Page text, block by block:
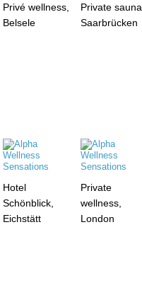
Privé wellness,
Belsele
Private sauna,
Saarbrücken
Hotel
Schönblick,
Eichstätt
Private
wellness,
London